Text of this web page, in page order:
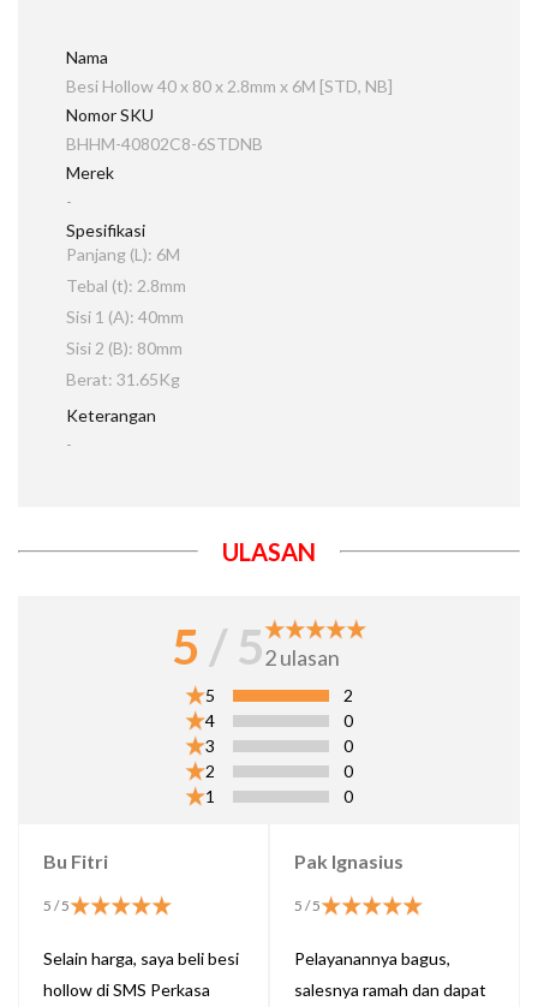
Nama
Besi Hollow 40 x 80 x 2.8mm x 6M [STD, NB]
Nomor SKU
BHHM-40802C8-6STDNB
Merek
-
Spesifikasi
Panjang (L): 6M
Tebal (t): 2.8mm
Sisi 1 (A): 40mm
Sisi 2 (B): 80mm
Berat: 31.65Kg
Keterangan
-
ULASAN
5 / 52ulasan
5
2
4
0
3
0
2
0
1
0
Bu Fitri
5 / 5
Selain harga, saya beli besi
hollow di SMS Perkasa
Pak Ignasius
5 / 5
Pelayanannya bagus,
salesnya ramah dan dapat